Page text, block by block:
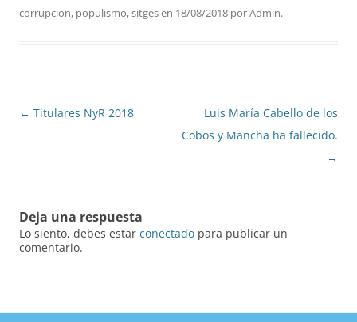
corrupcion, populismo,sitgesen 18/08/2018 porAdmin.
Navegación
← Titulares NyR 2018
Luis María Cabello de los
Cobos y Mancha ha fallecido.
→
Deja una respuesta
Lo siento, debes estar conectado para publicar un
comentario.